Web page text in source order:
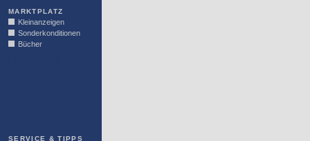
MARKTPLATZ
Kleinanzeigen
Sonderkonditionen
Bücher
SERVICE & TIPPS